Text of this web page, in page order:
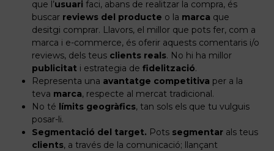
que l’usuarifaci, abans de realitzar la compra, és
buscar reviews del producte o la marca que
desitgi comprar. Llavors, el millor que pots fer, com a
marca i e-commerce, és oferir aquests comentaris i/o
reviews, dels teus clients reals. No hi ha millor
publicitat i estrategia defidelització.
Representa una avantatge competitiva per a la
teva marca, respecte al mercat tradicional.
No té límits geogràfics, tan sols els que tu vulguis
posar-li.
Segmentació del target. Pots segmentar als teus
clients, a través de la comunicació; llançant